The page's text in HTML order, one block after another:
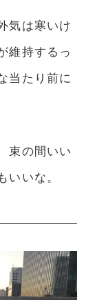
気は寒いけ
維持するっ
当たり前に
束の間いい
いな。